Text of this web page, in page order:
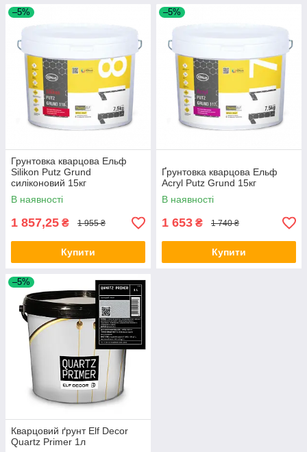
–5%
Грунтовка кварцова Ельф
Silikon Putz Grund
силіконовий 15кг
В наявності
1 857,25 ₴ 1 955 ₴
Купити
–5%
Ґрунтовка кварцова Ельф
Acryl Putz Grund 15кг
В наявності
1 653 ₴ 1 740 ₴
Купити
–5%
Кварцовий ґрунт Elf Decor
Quartz Primer 1л